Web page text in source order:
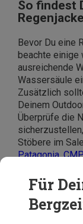
So findest
Bevor Du eine
beachte einige
ausreichende
Wassersäule
Zusätzlich
Deinem
Überprüfe die
Stöbere im
Patagonia,CMP
Preisen zu
Für